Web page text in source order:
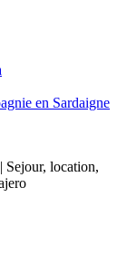
en Sardaigne
Sejour, location,